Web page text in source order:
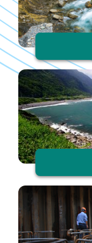
政
策
安
全
性
政
策
聯
絡
訊
交
通